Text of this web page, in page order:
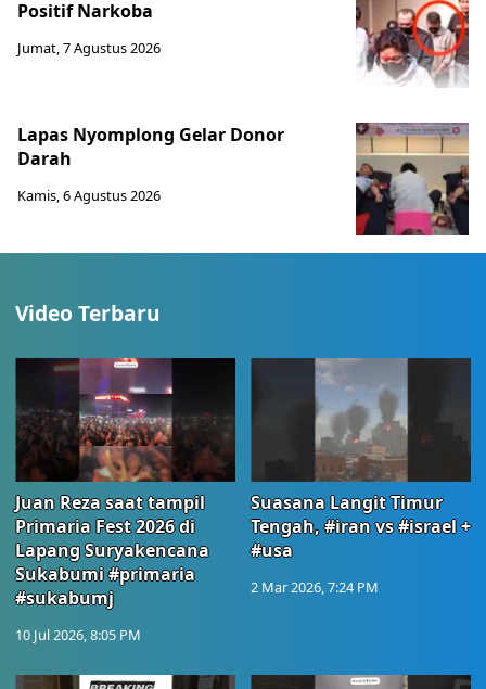
Positif Narkoba
Jumat, 7 Agustus 2026
Lapas Nyomplong Gelar Donor
Darah
Kamis, 6 Agustus 2026
Video Terbaru
Juan Reza saat tampil
Primaria Fest 2026 di
Lapang Suryakencana
Sukabumi #primaria
#sukabumj
10 Jul 2026, 8:05 PM
Suasana Langit Timur
Tengah, #iran vs #israel +
#usa
2 Mar 2026, 7:24 PM